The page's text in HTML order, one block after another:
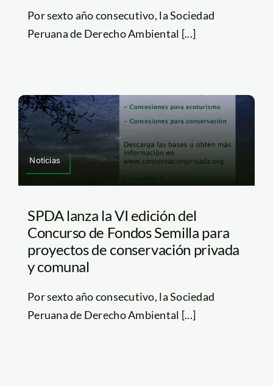
Por sexto año consecutivo, la Sociedad
Peruana de Derecho Ambiental [...]
Noticias
SPDA lanza la VI edición del
Concurso de Fondos Semilla para
proyectos de conservación privada
y comunal
Por sexto año consecutivo, la Sociedad
Peruana de Derecho Ambiental [...]